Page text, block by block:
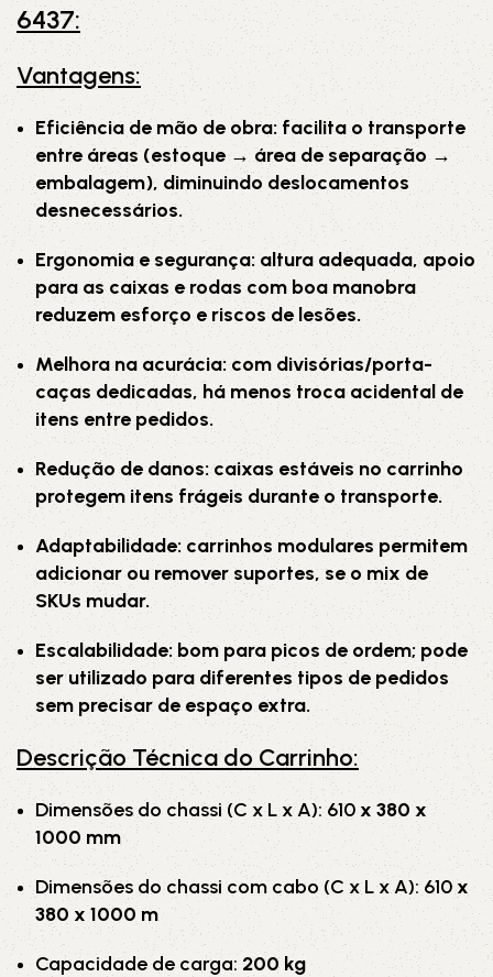
6437:
Vantagens:
Eficiência de mão de obra: facilita o transporte
entre áreas (estoque → área de separação →
embalagem), diminuindo deslocamentos
desnecessários.
Ergonomia e segurança: altura adequada, apoio
para as caixas e rodas com boa manobra
reduzem esforço e riscos de lesões.
Melhora na acurácia: com divisórias/porta-
caças dedicadas, há menos troca acidental de
itens entre pedidos.
Redução de danos: caixas estáveis no carrinho
protegem itens frágeis durante o transporte.
Adaptabilidade: carrinhos modulares permitem
adicionar ou remover suportes, se o mix de
SKUs mudar.
Escalabilidade: bom para picos de ordem; pode
ser utilizado para diferentes tipos de pedidos
sem precisar de espaço extra.
Descrição Técnica do Carrinho:
Dimensões do chassi (C x L x A): 610 x 380 x
1000 mm
Dimensões do chassi com cabo (C x L x A): 610x
380 x 1000 m
Capacidade de carga: 200 kg